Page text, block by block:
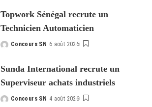
Topwork Sénégal recrute un
Technicien Automaticien
Posted
Concours SN 6 août 2026
Sunda International recrute un
Superviseur achats industriels
Posted
Concours SN 4 août 2026